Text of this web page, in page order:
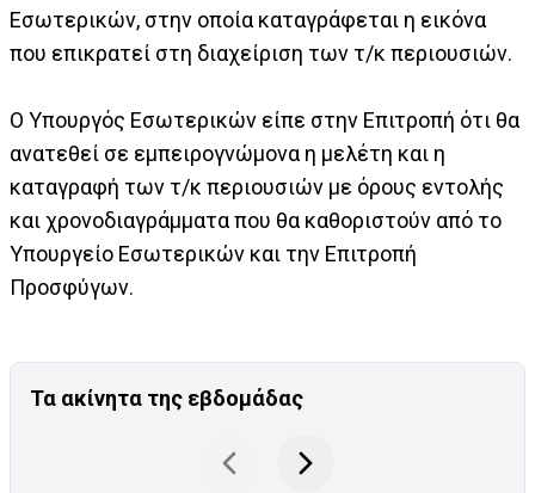
Εσωτερικών, στην οποία καταγράφεται η εικόνα
που επικρατεί στη διαχείριση των τ/κ περιουσιών.
Ο Υπουργός Εσωτερικών είπε στην Επιτροπή ότι θα
ανατεθεί σε εμπειρογνώμονα η μελέτη και η
καταγραφή των τ/κ περιουσιών με όρους εντολής
και χρονοδιαγράμματα που θα καθοριστούν από το
Υπουργείο Εσωτερικών και την Επιτροπή
Προσφύγων.
Τα ακίνητα της εβδομάδας